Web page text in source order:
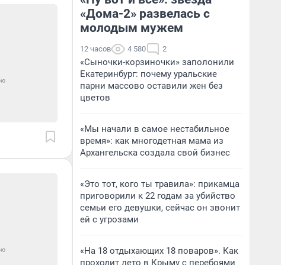
«Дома-2» развелась с
молодым мужем
12 часов 4 580 2
«Сыночки-корзиночки» заполонили
Екатеринбург: почему уральские
парни массово оставили жен без
цветов
«Мы начали в самое нестабильное
время»: как многодетная мама из
Архангельска создала свой бизнес
«Это тот, кого ты травила»: прикамца
приговорили к 22 годам за убийство
семьи его девушки, сейчас он звонит
ей с угрозами
«На 18 отдыхающих 18 поваров». Как
проходит лето в Крыму с перебоями